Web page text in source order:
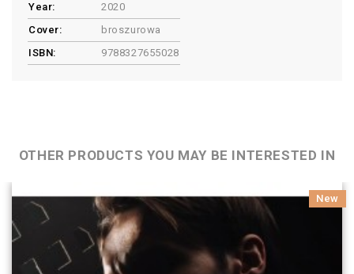
Year:
2020
Cover:
broszurowa
ISBN:
9788327655028
OTHER PRODUCTS YOU MAY BE INTERESTED IN
New